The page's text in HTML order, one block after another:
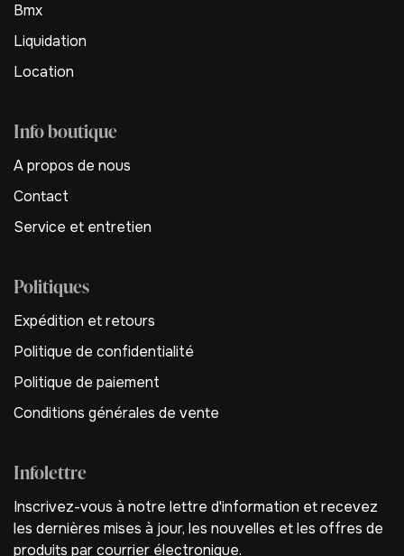
Bmx
Liquidation
Location
Info boutique
A propos de nous
Contact
Service et entretien
Politiques
Expédition et retours
Politique de confidentialité
Politique de paiement
Conditions générales de vente
Infolettre
Inscrivez-vous à notre lettre d'information et recevez
les dernières mises à jour, les nouvelles et les offres de
produits par courrier électronique.